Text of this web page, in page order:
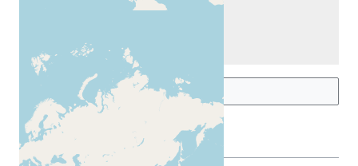
更多地图
出版物